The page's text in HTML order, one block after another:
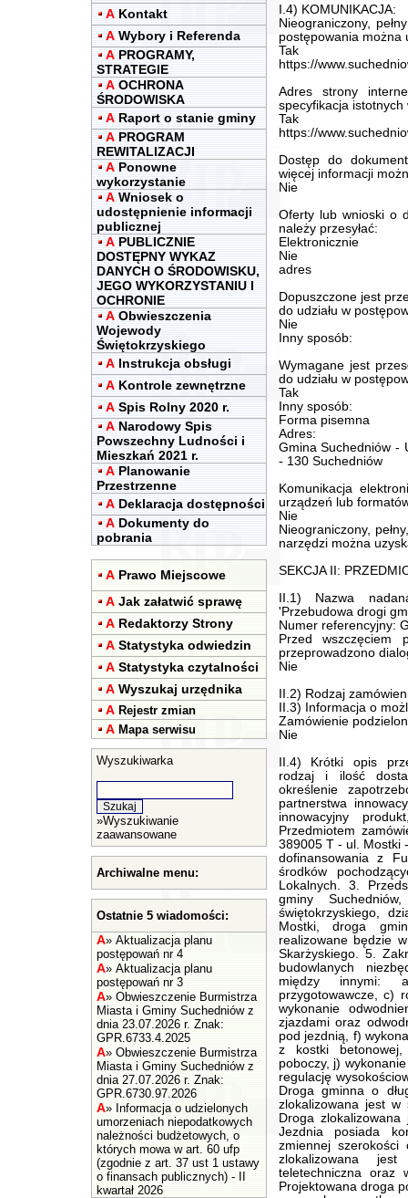
A Kontakt
A Wybory i Referenda
A PROGRAMY,
STRATEGIE
A OCHRONA
ŚRODOWISKA
A Raport o stanie gminy
A PROGRAM
REWITALIZACJI
A Ponowne
wykorzystanie
A Wniosek o
udostępnienie informacji
publicznej
A PUBLICZNIE
DOSTĘPNY WYKAZ
DANYCH O ŚRODOWISKU,
JEGO WYKORZYSTANIU I
OCHRONIE
A Obwieszczenia
Wojewody
Świętokrzyskiego
A Instrukcja obsługi
A Kontrole zewnętrzne
A Spis Rolny 2020 r.
A Narodowy Spis
Powszechny Ludności i
Mieszkań 2021 r.
A Planowanie
Przestrzenne
A Deklaracja dostępności
A Dokumenty do
pobrania
A Prawo Miejscowe
A Jak załatwić sprawę
A Redaktorzy Strony
A Statystyka odwiedzin
A Statystyka czytalności
A Wyszukaj urzędnika
A Rejestr zmian
A Mapa serwisu
Wyszukiwarka
»Wyszukiwanie
zaawansowane
Archiwalne menu:
Ostatnie 5 wiadomości:
A» Aktualizacja planu
postępowań nr 4
A» Aktualizacja planu
postępowań nr 3
A» Obwieszczenie Burmistrza
Miasta i Gminy Suchedniów z
dnia 23.07.2026 r. Znak:
GPR.6733.4.2025
A» Obwieszczenie Burmistrza
Miasta i Gminy Suchedniów z
dnia 27.07.2026 r. Znak:
GPR.6730.97.2026
A» Informacja o udzielonych
umorzeniach niepodatkowych
należności budżetowych, o
których mowa w art. 60 ufp
(zgodnie z art. 37 ust 1 ustawy
o finansach publicznych) - II
kwartał 2026
I.4) KOMUNIKACJA:
Nieograniczony,
postępowania można
Tak
https://
Adres strony
specyfikacja
Tak
https://
Dostęp do
więcej informacji
Nie
Oferty lub wnioski o
należy przesyłać:
Elektronicznie
Nie
adres
Dopuszczone jest
do udziału w
Nie
Inny sposób:
Wymagane jest
do udziału w
Tak
Inny sposób:
Forma pisemna
Adres:
Gmina Suchedniów -
- 130 Suchedniów
Komunikacja
urządzeń lub
Nie
Nieograniczony,
narzędzi można
SEKCJA II:
II.1) Nazwa
'Przebudowa drogi
Numer referencyjny:
Przed wszczęciem
przeprowadzono
Nie
II.2) Rodzaj
II.3) Informacja o
Zamówienie
Nie
II.4) Krótki opis przedmiotu zamówienia (wielkość, zakres, rodzaj i ilość dostaw, usług lub robót budowlanych lub określenie zapotrzebowania i wymagań ) a w przypadku partnerstwa innowacyjnego - określenie zapotrzebowania na innowacyjny produkt, usługę lub roboty budowlane: 1. Przedmiotem zamówienia jest: „Przebudowa drogi gminnej nr 389005 T - ul. Mostki - Szelejtów'. 2. Zadanie planowane jest do dofinansowania z Funduszu Dróg Samorządowych oraz ze środków pochodzących z Rządowego Funduszu Inwestycji Lokalnych. 3. Przedsięwzięcie zlokalizowane jest na terenie gminy Suchedniów, powiatu skarżyskiego, województwa świętokrzyskiego, działki o nr ewid. geod. 111 obręb 0008 Mostki, droga gminna Mostki - Szelejtów. 4. Zadanie realizowane będzie w oparciu o zgłoszenie robót do Starosty Skarżyskiego. 5. Zakres obejmuje wykonanie wszelkich robót budowlanych niezbędnych do zrealizowania w/w zadania między innymi: a) roboty pomiarowe, b) roboty przygotowawcze, c) roboty rozbiórkowe, d) roboty ziemne, e) wykonanie odwodnienia w tym wykonanie przepustów pod zjazdami oraz odwodnienia powierzchniowego oraz przepustu pod jezdnią, f) wykonanie konstrukcji jezdni, g) wykonanie dojść z kostki betonowej, h) wykonanie zjazdów, i) wykonanie poboczy, j) wykonanie oznakowania poziomego i pionowego, k) regulację wysokościową studzienek. 6. Opis stanu istniejącego: Droga gminna o długości około 780 mb Mostki - Szelejtów zlokalizowana jest w sołectwie Mostki, w gminie Suchedniów. Droga zlokalizowana jest w rejonie zabudowy jednorodzinnej. Jezdnia posiada konstrukcję z nawierzchni tłuczniowej o zmiennej szerokości od 3,0 do 6,6 mb. W pasie drogowym zlokalizowana jest siec energetyczna, gazowa, linia teletechniczna oraz wodociąg. 7. Projektowane rozwiązania: Projektowana droga posiadać będzie jezdnię o szerokości 5,0 m oraz pobocza z tłucznia kamiennego o szerokości równej 0,75 m. Jezdnia zostanie wykonana z nawierzchni asfaltowej. W ramach zadania przewiduje się wykonanie zjazdów do posesji zabudowanych z kostki betonowej oraz do posesji niezabudowanych z kruszywa oraz dojścia do furtek z kostki betonowej. Dodatkowo wykonane zostanie odtworzenie istniejących rowów wraz z umocnieniem płytami ażurowymi. Konstrukcja jezdni (konstrukcja nr 1):  warstwa wyrównawcza z kruszywa wraz z zagęszczeniem gr. ok. 5 cm,  nawierzchnia z betonu asfaltowego AC 11 W 50/70 - warstwa wiążąca gr. po zagęszczeniu 5 cm,  nawierzchnia z betonu asfaltowego - warstwa ścieralna AC 8S 50/70 - grubość po zagęszczeniu 4 cm. Uwaga: Na całej długości jezdni należy wykonać profilowanie i zagęszczenie podłoża pod warstwy konstrukcyjne nawierzchni (zgodnie z działem 6 poz. 19 Przedmiaru robót). Dodatkowo na odcinku o długości ok. 295 mb i szerokości 1,5 m (z początkiem od granicy działek 55/8 i 55/6 do granicy działek 25/2 i 25/1) w związku ze zmienną szerokością istniejącej drogi należy wykonać warstwę piasku stabilizowanego cementem 2,5 MPa gr 20 cm oraz podbudowę z kruszywa łamanego 0/31,5 mm gr. 20 cm., natomiast na odcinku o długości około 145 m (odcinek od granicy działek 25/2 i 25/1 do końca drogi przy granicy z lasem) należy wykonać warstwę piasku stabilizowanego cementem 2,5 MPa gr. 20 cm oraz podbudowę z kruszywa łamanego 0-31,5 mm, warstwa o grubości po zagęszczeniu 20 cm – zgodnie